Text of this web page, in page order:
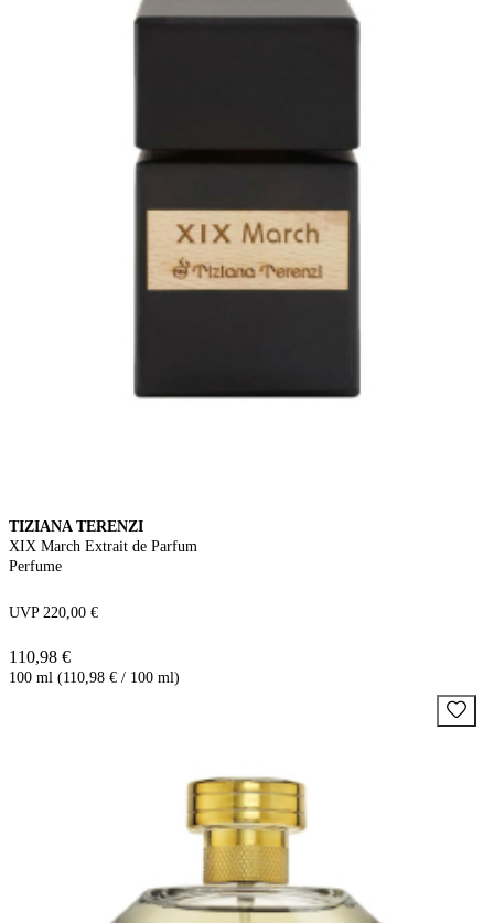
TIZIANA TERENZI
XIX March Extrait de Parfum
Perfume
UVP 220,00 €
110,98 €
100 ml (110,98 € / 100 ml)